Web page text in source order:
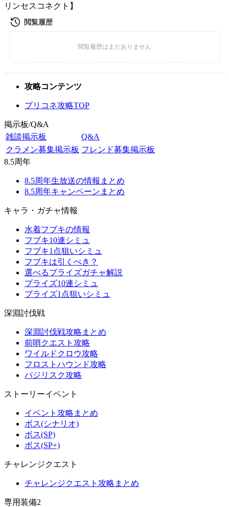
リンセスコネクト】
攻略コンテンツ
プリコネ攻略TOP
掲示板/Q&A
雑談掲示板
Q&A
クラメン募集掲示板 フレンド募集掲示板
8.5周年
8.5周年生放送の情報まとめ
8.5周年キャンペーンまとめ
キャラ・ガチャ情報
水着フブキの情報
フブキ10連シミュ
フブキ1点狙いシミュ
フブキは引くべき？
選べるプライズガチャ解説
プライズ10連シミュ
プライズ1点狙いシミュ
深淵討伐戦
深淵討伐戦攻略まとめ
前哨クエスト攻略
ワイルドクロウ攻略
フロストハウンド攻略
バジリスク攻略
ストーリーイベント
イベント攻略まとめ
ボス(シナリオ)
ボス(SP)
ボス(SP+)
チャレンジクエスト
チャレンジクエスト攻略まとめ
専用装備2